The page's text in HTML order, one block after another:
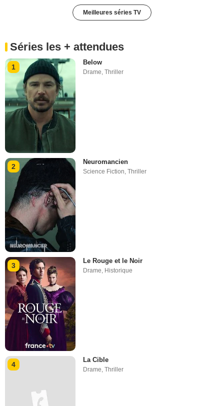
Meilleures séries TV
Séries les + attendues
1
Below
Drame,Thriller
2
Neuromancien
Science Fiction ,Thriller
3
Le Rouge et le Noir
Drame, Historique
4
La Cible
Drame,Thriller